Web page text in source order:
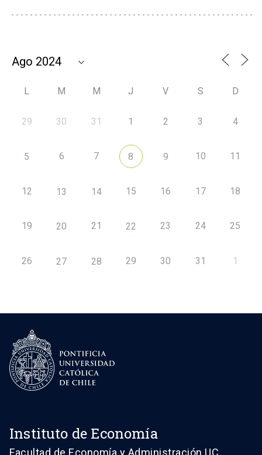
L M M J V S D
29 30 31 1 2 3 4
5 6 7 8 9 10 11
12 13 14 15 16 17 18
19 20 21 22 23 24 25
26 27 28 29 30 31 1
Instituto de Economía
Facultad de Economía y Administración UC